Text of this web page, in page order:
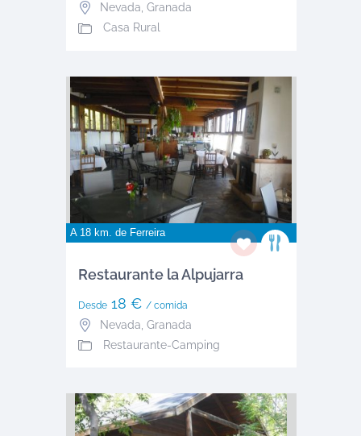
Nevada Granada
Casa Rural
A 18 km. de Ferreira
Restaurante la Alpujarra
Desde18 € / comida
Nevada Granada
Restaurante-Camping